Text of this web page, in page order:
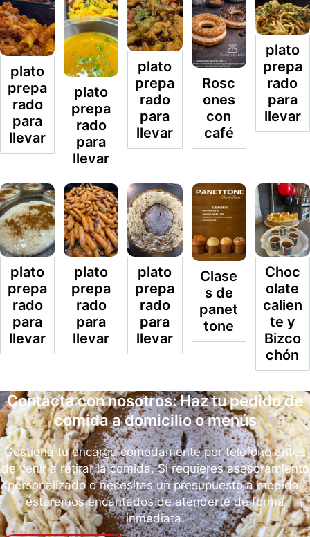
plato
prepa
rado
para
llevar
plato
prepa
rado
para
llevar
plato
prepa
rado
para
llevar
Rosc
ones
con
café
plato
prepa
rado
para
llevar
plato
prepa
rado
para
llevar
plato
prepa
rado
para
llevar
plato
prepa
rado
para
llevar
Clase
s de
panet
tone
Choc
olate
calien
te y
Bizco
chón
Contacta con nosotros: Haz tu pedido de
comida a domicilio o menús
Gestiona tu encargo cómodamente por teléfono antes
de venir a retirar la comida. Si requieres asesoramiento
personalizado o necesitas un presupuesto a medida,
estaremos encantados de atenderte de forma
inmediata.